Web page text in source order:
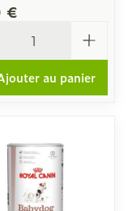
€
au panier